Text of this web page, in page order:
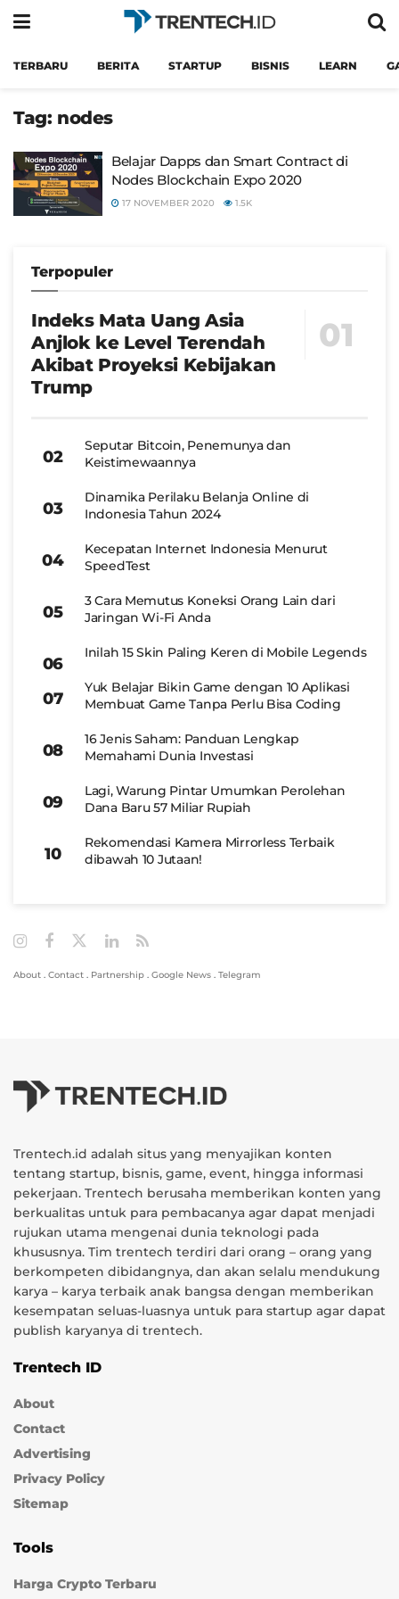
TERBARU BERITA STARTUP BISNIS LEARN
Tag: nodes
Belajar Dapps dan Smart Contract di
Nodes Blockchain Expo 2020
17 NOVEMBER 2020 1.5K
Terpopuler
Indeks Mata Uang Asia
Anjlok ke Level Terendah
Akibat Proyeksi Kebijakan
Trump
Seputar Bitcoin, Penemunya dan
Keistimewaannya
Dinamika Perilaku Belanja Online di
Indonesia Tahun 2024
Kecepatan Internet Indonesia Menurut
SpeedTest
3 Cara Memutus Koneksi Orang Lain dari
Jaringan Wi-Fi Anda
Inilah 15 Skin Paling Keren di Mobile Legends
Yuk Belajar Bikin Game dengan 10 Aplikasi
Membuat Game Tanpa Perlu Bisa Coding
16 Jenis Saham: Panduan Lengkap
Memahami Dunia Investasi
Lagi, Warung Pintar Umumkan Perolehan
Dana Baru 57 Miliar Rupiah
Rekomendasi Kamera Mirrorless Terbaik
dibawah 10 Jutaan!
About . Contact . Partnership . Google News . Telegram
Trentech.id adalah situs yang menyajikan konten
tentang startup, bisnis, game, event, hingga informasi
pekerjaan. Trentech berusaha memberikan konten yang
berkualitas untuk para pembacanya agar dapat menjadi
rujukan utama mengenai dunia teknologi pada
khususnya. Tim trentech terdiri dari orang – orang yang
berkompeten dibidangnya, dan akan selalu mendukung
karya – karya terbaik anak bangsa dengan memberikan
kesempatan seluas-luasnya untuk para startup agar dapat
publish karyanya di trentech.
Trentech ID
About
Contact
Advertising
Privacy Policy
Sitemap
Tools
Harga Crypto Terbaru